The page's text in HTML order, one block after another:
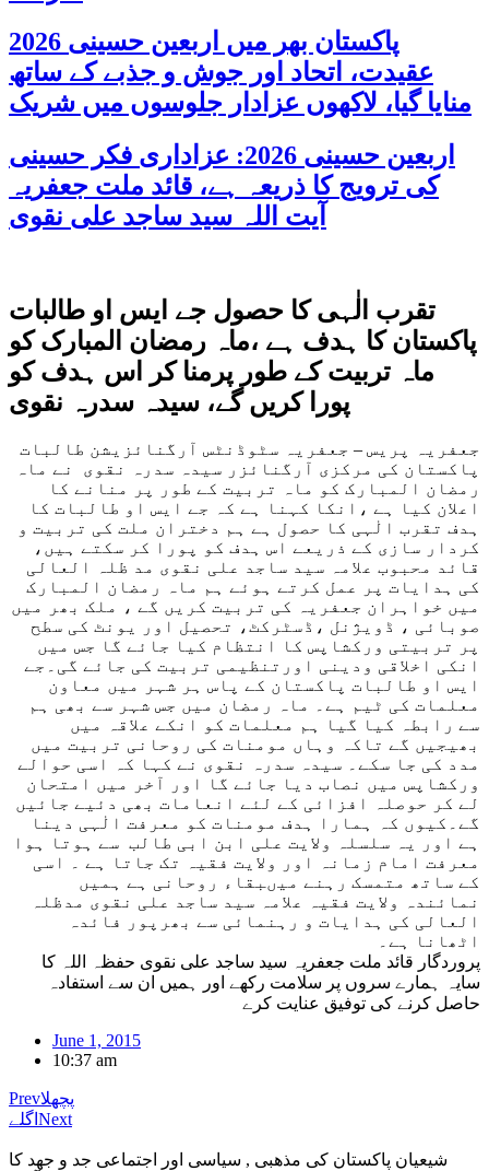
پاکستان بھر میں اربعین حسینی 2026
عقیدت، اتحاد اور جوش و جذبے کے ساتھ
منایا گیا، لاکھوں عزادار جلوسوں میں شریک
اربعین حسینی 2026: عزاداری فکر حسینی
کی ترویج کا ذریعہ ہے، قائد ملت جعفریہ
آیت اللہ سید ساجد علی نقوی
تقرب الٰہی کا حصول جے ایس او طالبات
پاکستان کا ہدف ہے ،ماہ رمضان المبارک کو
ماہ تربیت کے طور پرمنا کر اس ہدف کو
پورا کریں گے، سیدہ سدرہ نقوی
جعفریہ پریس – جعفریہ سٹوڈنٹس آرگنائزیشن طالبات
پاکستان کی مرکزی آرگنائزر سیدہ سدرہ نقوی نے ماہ
رمضان المبارک کو ماہ تربیت کے طور پر منانے کا
اعلان کیا ہے ،انکا کہنا ہے کہ جے ایس او طالبات کا
ہدف تقرب الٰہی کا حصول ہے ہم دختران ملت کی تربیت و
کردار سازی کے ذریعے اس ہدف کو پورا کر سکتے ہیں،
قائد محبوب علامہ سید ساجد علی نقوی مد ظلہ العالی
کی ہدایات پر عمل کرتے ہوئے ہم ماہ رمضان المبارک
میں خواہران جعفریہ کی تربیت کریں گے ، ملک بھر میں
صوبائی ، ڈویژنل ،ڈسٹرکٹ، تحصیل اور یونٹ کی سطح
پر تربیتی ورکشاپس کا انتظام کیا جائے گا جس میں
انکی اخلاقی ودینی اورتنظیمی تربیت کی جائے گی۔جے
ایس او طالبات پاکستان کے پاس ہر شہر میں معاون
معلمات کی ٹیم ہے۔ ماہ رمضان میں جس شہر سے بھی ہم
سے رابطہ کیا گیا ہم معلمات کو انکے علاقہ میں
بھیجیں گے تاکہ وہاں مومنات کی روحانی تربیت میں
مدد کی جا سکے۔ سیدہ سدرہ نقوی نے کہا کہ اسی حوالے
ورکشاپس میں نصاب دیا جائے گا اور آخر میں امتحان
لے کر حوصلہ افزائی کے لئے انعامات بھی دئیے جائیں
گے۔کیوں کہ ہمارا ہدف مومنات کو معرفت الٰہی دینا
ہے اور یہ سلسلہ ولایت علی ابن ابی طالب سے ہوتا ہوا
معرفت امام زمانہ اور ولایت فقیہ تک جاتا ہے ۔ اسی
کے ساتھ متمسک رہنے میںبقاء روحانی ہے ہمیں
نمائندہ ولایت فقیہ علامہ سید ساجد علی نقوی مدظلہ
العالی کی ہدایات و رہنمائی سے بھرپور فائدہ
اٹھانا ہے۔
پروردگار قائد ملت جعفریہ سید ساجد علی نقوی حفظہ اللہ کا
سایہ ہمارے سروں پر سلامت رکھے اور ہمیں ان سے استفادہ
حاصل کرنے کی توفیق عنایت کرے
June 1, 2015
10:37 am
Prevپچھلا
اگلے Next
شیعیان پاکستان کی مذهبی , سیاسی اور اجتماعی جد و جهد کا